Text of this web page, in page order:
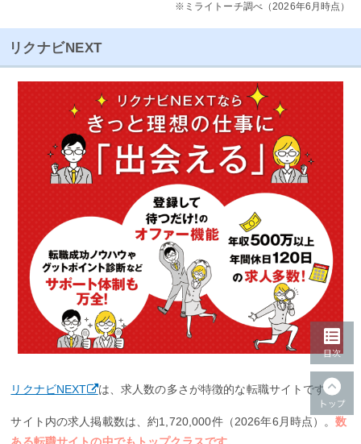
※ミライトーチ調べ（2026年6月時点）
リクナビNEXT
リクナビNEXT は、求人数の多さが特徴的な転職サイトです。
サイト内の求人掲載数は、約1,720,000件（2026年6月時点）。数
ある転職サイトの中でもトップクラスです。